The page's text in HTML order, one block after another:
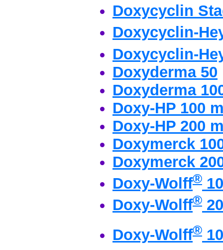
Doxycyclin
Doxycyclin-
Doxycyclin-
Doxyderma 50
Doxyderma
Doxy-HP 100
Doxy-HP 200
Doxymerck
Doxymerck
Doxy-Wolff®
Doxy-Wolff®
Doxy-Wolff®